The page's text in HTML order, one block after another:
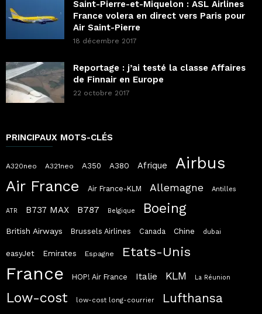
Saint-Pierre-et-Miquelon : ASL Airlines
France volera en direct vers Paris pour
Air Saint-Pierre
18 décembre 2017
Reportage : j’ai testé la classe Affaires
de Finnair en Europe
22 octobre 2017
PRINCIPAUX MOTS-CLÉS
A320neo A321neo A350 A380 Afrique Airbus
Air France Air France-KLM Allemagne Antilles
ATR B737 MAX B787 Belgique Boeing
British Airways Brussels Airlines Canada Chine dubai
easyJet Emirates Espagne Etats-Unis
France HOP! Air France Italie KLM La Réunion
Low-cost low-cost long-courrier Lufthansa